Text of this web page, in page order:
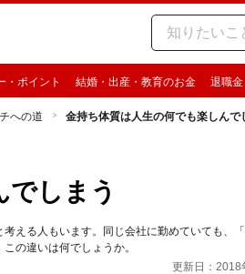
・ポイント 結婚・出産・教育のお金 退職
への道 金持ち体質は人生の何でも楽しんで
でしまう
える人もいます。同じ会社に勤めていても、
の違いは何でしょうか。
更新日：2018